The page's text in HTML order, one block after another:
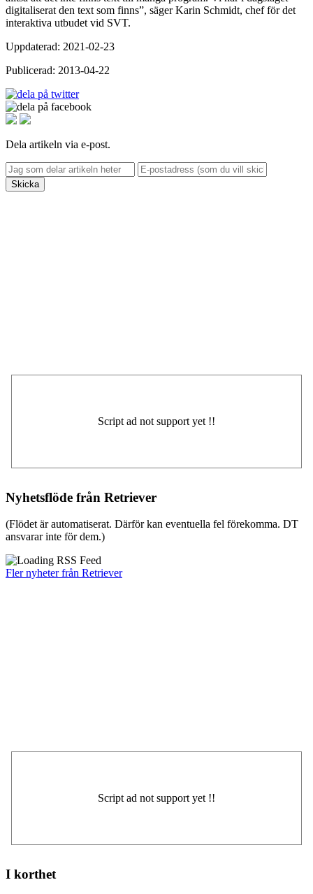
digitaliserat den text som finns”, säger Karin Schmidt, chef för det
interaktiva utbudet vid SVT.
Uppdaterad: 2021-02-23
Publicerad: 2013-04-22
Dela artikeln via e-post.
Skicka
Nyhetsflöde från Retriever
(Flödet är automatiserat. Därför kan eventuella fel förekomma. DT
ansvarar inte för dem.)
Fler nyheter från Retriever
I korthet